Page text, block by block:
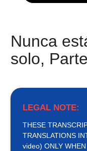
Nunca
solo,
LEGAL NOTE:
THESE
TRANSLATIONS
video) ONLY